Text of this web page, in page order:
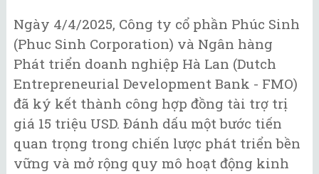
Ngày 4/4/2025, Công ty cổ phần Phúc Sinh
(Phuc Sinh Corporation) và Ngân hàng
Phát triển doanh nghiệp Hà Lan (Dutch
Entrepreneurial Development Bank - FMO)
đã ký kết thành công hợp đồng tài trợ trị
giá 15 triệu USD. Đánh dấu một bước tiến
quan trọng trong chiến lược phát triển bền
vững và mở rộng quy mô hoạt động kinh